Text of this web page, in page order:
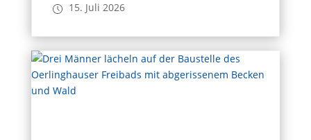
15. Juli 2026